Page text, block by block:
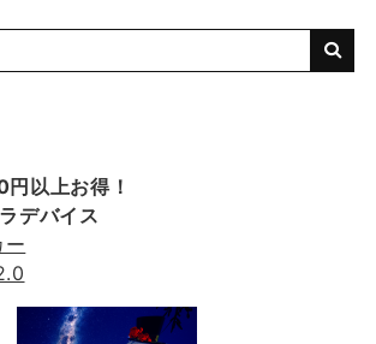
以上お得！
デバイス
ー